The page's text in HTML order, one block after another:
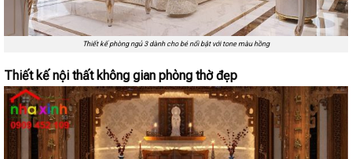
Thiết kế phòng ngủ 3 dành cho bé nổi bật với tone màu hồng
Thiết kế nội thất không gian phòng thờ đẹp